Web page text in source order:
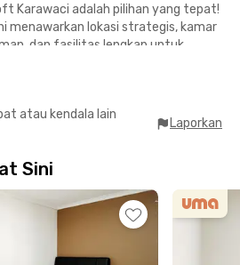
Karawaci adalah pilihan yang tepat!
menawarkan lokasi strategis, kamar
dan fasilitas lengkap untuk
dan 14 menit ke Karawaci Office
dan 20 menit ke Tangcity
dan jalan utama untuk
ke berbagai tempat di Karawaci dan
atau kendala lain
Laporkan
Sini